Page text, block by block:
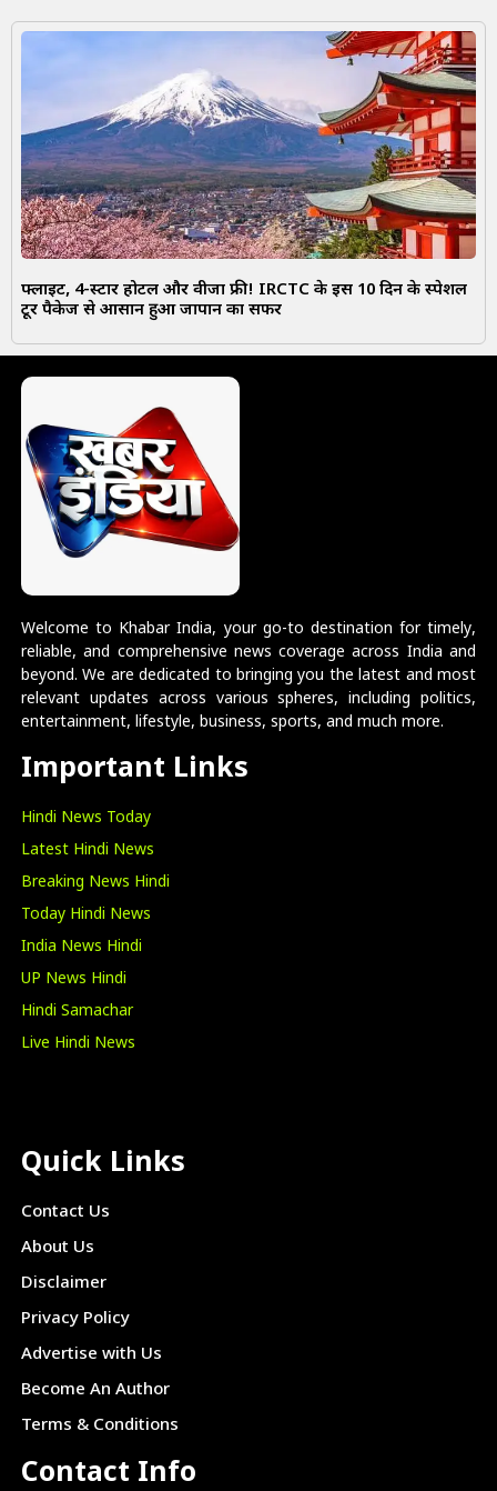
फ्लाइट, 4-स्टार होटल और वीजा फ्री! IRCTC के इस 10 दिन के स्पेशल
टूर पैकेज से आसान हुआ जापान का सफर
Welcome to Khabar India, your go-to destination for timely,
reliable, and comprehensive news coverage across India and
beyond. We are dedicated to bringing you the latest and most
relevant updates across various spheres, including politics,
entertainment, lifestyle, business, sports, and much more.
Important Links
Hindi News Today
Latest Hindi News
Breaking News Hindi
Today Hindi News
India News Hindi
UP News Hindi
Hindi Samachar
Live Hindi News
Quick Links
Contact Us
About Us
Disclaimer
Privacy Policy
Advertise with Us
Become An Author
Terms & Conditions
Contact Info